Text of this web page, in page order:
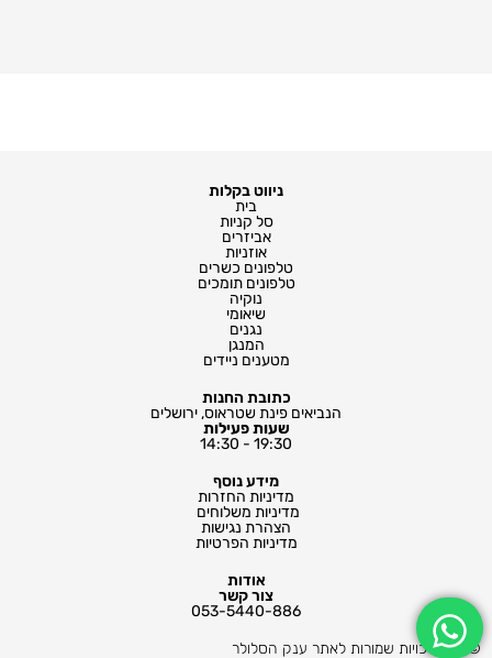
ניווט בקלות
בית
סל קניות
אביזרים
אוזניות
טלפונים כשרים
טלפונים תומכים
נוקיה
שיאומי
נגנים
המנגן
מטענים ניידים
כתובת החנות
הנביאים פינת שטראוס, ירושלים
שעות פעילות
19:30 - 14:30
מידע נוסף
מדיניות החזרות
מדיניות משלוחים ​
הצהרת נגישות
מדיניות הפרטיות
אודות
צור קשר
053-5440-886
© כל הזכויות שמורות לאתר ענק הסלולר